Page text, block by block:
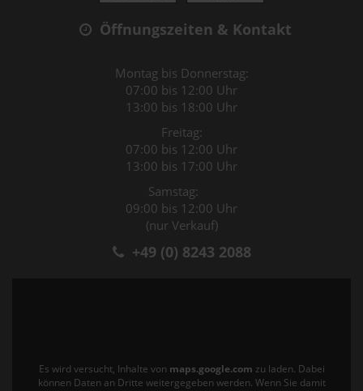
Öffnungszeiten & Kontakt
Montag bis Donnerstag:
07:00 bis 12:00 Uhr
13:00 bis 18:00 Uhr
Freitag:
07:00 bis 12:00 Uhr
13:00 bis 17:00 Uhr
Samstag:
09:00 bis 12:00 Uhr
(nur Verkauf)
+49 (0) 8243 2088
Es wird versucht, Inhalte von maps.google.com zu laden. Dabei
können Daten an Dritte weitergegeben werden. Wenn Sie damit